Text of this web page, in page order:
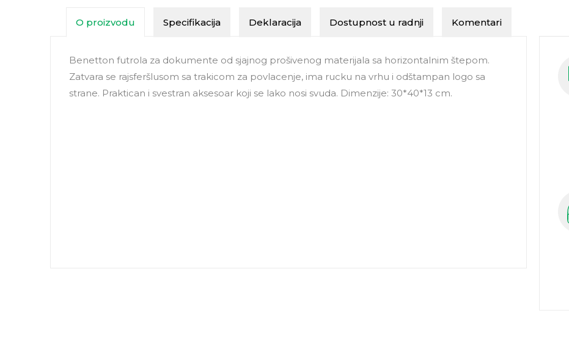
O proizvodu Specifikacija Deklaracija Dostupnost u radnji Komentari
Benetton futrola za dokumente od sjajnog prošivenog materijala sa horizontalnim štepom.
Zatvara se rajsferšlusom sa trakicom za povlacenje, ima rucku na vrhu i odštampan logo sa
strane. Praktican i svestran aksesoar koji se lako nosi svuda. Dimenzije: 30*40*13 cm.